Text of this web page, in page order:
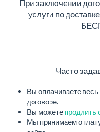
При заключении
услуги по
Часто
Вы оплачиваете
договоре.
Вы можете продлить
Мы принимаем